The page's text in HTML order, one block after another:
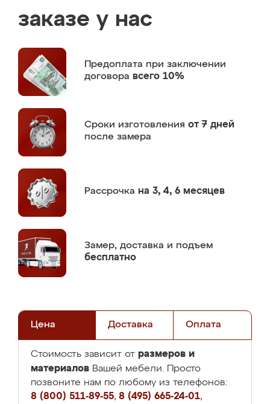
заказе у нас
Предоплата при заключении
договора всего 10%
Сроки изготовления от 7 дней
после замера
Рассрочка на 3, 4, 6 месяцев
Замер, доставка и подъем
бесплатно
Цена Доставка Оплата
Стоимость зависит от размеров и
материалов Вашей мебели. Просто
позвоните нам по любому из телефонов:
8 (800) 511-89-55, 8 (495) 665-24-01,